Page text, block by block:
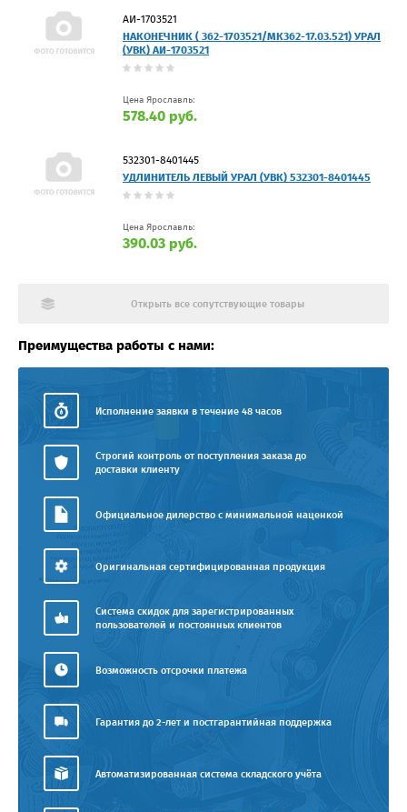
АИ-1703521
НАКОНЕЧНИК ( 362-1703521/МК362-17.03.521) УРАЛ
(УВК) АИ-1703521
Цена Ярославль:
578.40 руб.
532301-8401445
УДЛИНИТЕЛЬ ЛЕВЫЙ УРАЛ (УВК) 532301-8401445
Цена Ярославль:
390.03 руб.
Открыть все сопутствующие товары
Преимущества работы с нами:
Исполнение заявки в течение 48 часов
Строгий контроль от поступления заказа до
доставки клиенту
Официальное дилерство с минимальной наценкой
Оригинальная сертифицированная продукция
Система скидок для зарегистрированных
пользователей и постоянных клиентов
Возможность отсрочки платежа
Гарантия до 2-лет и постгарантийная поддержка
Автоматизированная система складского учёта